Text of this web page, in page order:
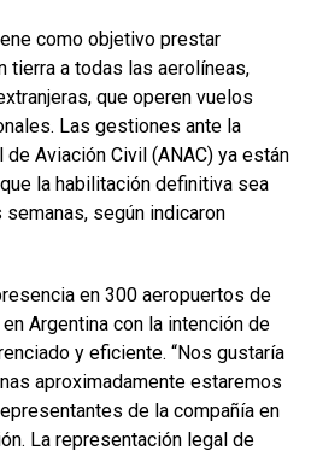
como objetivo prestar
tierra a todas las aerolíneas,
que operen vuelos
Las gestiones ante la
Aviación Civil (ANAC) ya están
la habilitación definitiva sea
según indicaron
en 300 aeropuertos de
Argentina con la intención de
y eficiente. “Nos gustaría
aproximadamente estaremos
de la compañía en
La representación legal de